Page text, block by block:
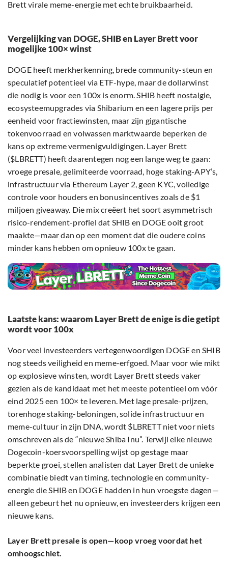
Brett virale meme-energie met echte bruikbaarheid.
Vergelijking van DOGE, SHIB en Layer Brett voor
mogelijke 100× winst
DOGE heeft merkherkenning, brede community-steun en
speculatief potentieel via ETF-hype, maar de dollarwinst
die nodig is voor een 100x is enorm. SHIB heeft nostalgie,
ecosysteemupgrades via Shibarium en een lagere prijs per
eenheid voor fractiewinsten, maar zijn gigantische
tokenvoorraad en volwassen marktwaarde beperken de
kans op extreme vermenigvuldigingen. Layer Brett
($LBRETT) heeft daarentegen nog een lange weg te gaan:
vroege presale, gelimiteerde voorraad, hoge staking-APY’s,
infrastructuur via Ethereum Layer 2, geen KYC, volledige
controle voor houders en bonusincentives zoals de $1
miljoen giveaway. Die mix creëert het soort asymmetrisch
risico-rendement-profiel dat SHIB en DOGE ooit groot
maakte—maar dan op een moment dat die oudere coins
minder kans hebben om opnieuw 100x te gaan.
Laatste kans: waarom Layer Brett de enige is die getipt
wordt voor 100x
Voor veel investeerders vertegenwoordigen DOGE en SHIB
nog steeds veiligheid en meme-erfgoed. Maar voor wie mikt
op explosieve winsten, wordt Layer Brett steeds vaker
gezien als de kandidaat met het meeste potentieel om vóór
eind 2025 een 100× te leveren. Met lage presale-prijzen,
torenhoge staking-beloningen, solide infrastructuur en
meme-cultuur in zijn DNA, wordt $LBRETT niet voor niets
omschreven als de “nieuwe Shiba Inu”. Terwijl elke nieuwe
Dogecoin-koersvoorspelling wijst op gestage maar
beperkte groei, stellen analisten dat Layer Brett de unieke
combinatie biedt van timing, technologie en community-
energie die SHIB en DOGE hadden in hun vroegste dagen—
alleen gebeurt het nu opnieuw, en investeerders krijgen een
nieuwe kans.
Layer Brett presale is open—koop vroeg voordat het
omhoogschiet.